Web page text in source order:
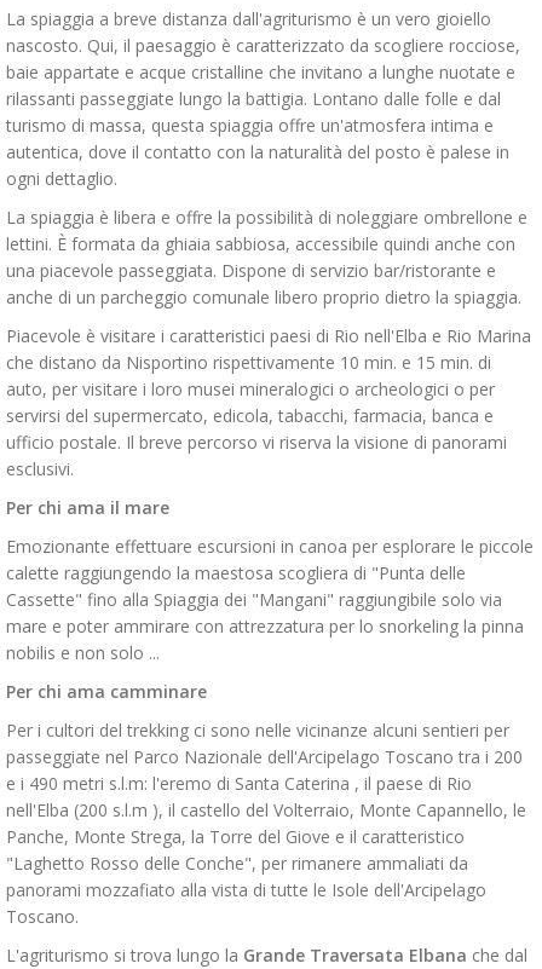
La spiaggia a breve distanza dall'agriturismo è un vero gioiello
nascosto. Qui, il paesaggio è caratterizzato da scogliere rocciose,
baie appartate e acque cristalline che invitano a lunghe nuotate e
rilassanti passeggiate lungo la battigia. Lontano dalle folle e dal
turismo di massa, questa spiaggia offre un'atmosfera intima e
autentica, dove il contatto con la naturalità del posto è palese in
ogni dettaglio.
La spiaggia è libera e offre la possibilità di noleggiare ombrellone e
lettini. È formata da ghiaia sabbiosa, accessibile quindi anche con
una piacevole passeggiata. Dispone di servizio bar/ristorante e
anche di un parcheggio comunale libero proprio dietro la spiaggia.
Piacevole è visitare i caratteristici paesi di Rio nell'Elba e Rio Marina
che distano da Nisportino rispettivamente 10 min. e 15 min. di
auto, per visitare i loro musei mineralogici o archeologici o per
servirsi del supermercato, edicola, tabacchi, farmacia, banca e
ufficio postale. Il breve percorso vi riserva la visione di panorami
esclusivi.
Per chi ama il mare
Emozionante effettuare escursioni in canoa per esplorare le piccole
calette raggiungendo la maestosa scogliera di "Punta delle
Cassette" fino alla Spiaggia dei "Mangani" raggiungibile solo via
mare e poter ammirare con attrezzatura per lo snorkeling la pinna
nobilis e non solo ...
Per chi ama camminare
Per i cultori del trekking ci sono nelle vicinanze alcuni sentieri per
passeggiate nel Parco Nazionale dell'Arcipelago Toscano tra i 200
e i 490 metri s.l.m: l'eremo di Santa Caterina , il paese di Rio
nell'Elba (200 s.l.m ), il castello del Volterraio, Monte Capannello, le
Panche, Monte Strega, la Torre del Giove e il caratteristico
"Laghetto Rosso delle Conche", per rimanere ammaliati da
panorami mozzafiato alla vista di tutte le Isole dell'Arcipelago
Toscano.
L'agriturismo si trova lungo la Grande Traversata Elbana che dal